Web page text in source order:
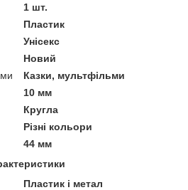
1 шт.
Пластик
Унісекс
Новий
Казки, мультфільми
10 мм
Кругла
Різні кольори
44 мм
Пластик і метал